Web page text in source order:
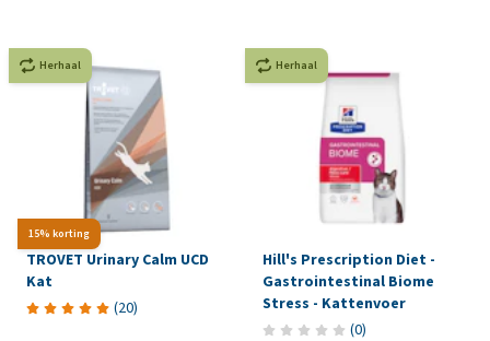
15% korting
Herhaal
TROVET Urinary Calm UCD
Kat
(20)
Herhaal
Hill's Prescription Diet -
Gastrointestinal Biome
Stress - Kattenvoer
(0)